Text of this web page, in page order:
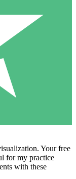
Your free
for my practice
with these